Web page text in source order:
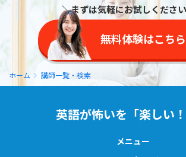
＼まずは気軽にお試しくださ
無料体験はこち
ホーム 講師一覧・検索
英語が怖いを「楽しい
メニュー